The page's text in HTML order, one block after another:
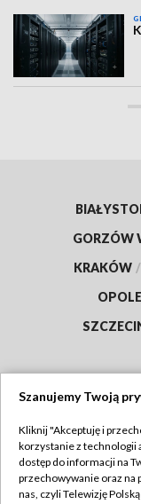
GORZÓW
KRAKÓW /
OPOLE
Abonament TVP
Szanujemy Twoją
Kliknij "Akceptuję i
korzystanie z technologii
dostęp do informacji na
przechowywanie oraz na
nas, czyli Telewizję